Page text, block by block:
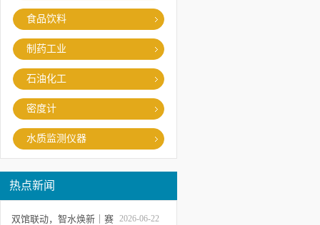
食品饮料
制药工业
石油化工
密度计
水质监测仪器
热点新闻
双馆联动，智水焕新｜赛 2026-06-22